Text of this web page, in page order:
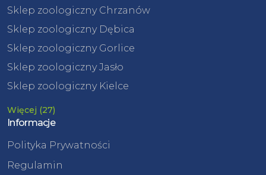
Sklep zoologiczny Chrzanów
Sklep zoologiczny Dębica
Sklep zoologiczny Gorlice
Sklep zoologiczny Jasło
Sklep zoologiczny Kielce
Więcej (27)
Informacje
Polityka Prywatności
Regulamin